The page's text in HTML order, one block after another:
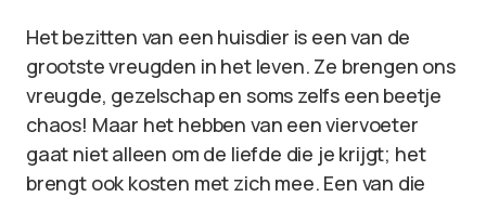
Het bezitten van een huisdier is een van de
grootste vreugden in het leven. Ze brengen ons
vreugde, gezelschap en soms zelfs een beetje
chaos! Maar het hebben van een viervoeter
gaat niet alleen om de liefde die je krijgt; het
brengt ook kosten met zich mee. Een van die